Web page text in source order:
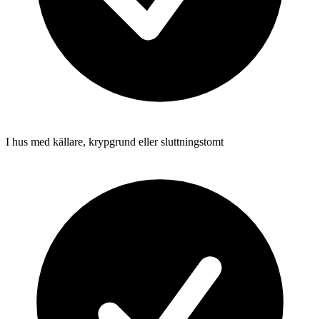
I hus med källare, krypgrund eller sluttningstomt